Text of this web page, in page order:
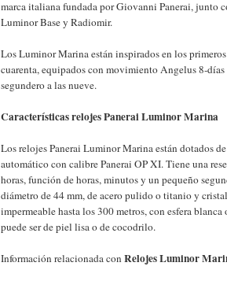
marca italiana fundada por Giovanni Panerai, junto
Luminor Base y Radiomir.
Los Luminor Marina están inspirados en los
cuarenta, equipados con movimiento Angelus 8-
segundero a las nueve.
Características relojes Panerai Luminor Marina
Los relojes Panerai Luminor Marina están dotados
automático con calibre Panerai OP XI. Tiene una
horas, función de horas, minutos y un pequeño
diámetro de 44 mm, de acero pulido o titanio y
impermeable hasta los 300 metros, con esfera blanca
puede ser de piel lisa o de cocodrilo.
Información relacionada con Relojes Luminor